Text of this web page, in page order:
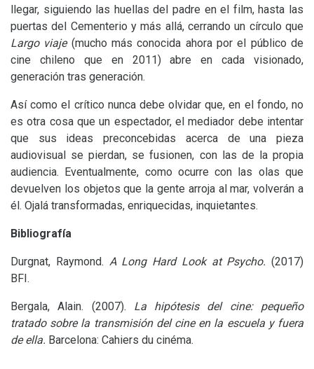
llegar, siguiendo las huellas del padre en el film, hasta las
puertas del Cementerio y más allá, cerrando un círculo que
Largo viaje(mucho más conocida ahora por el público de
cine chileno que en 2011) abre en cada visionado,
generación tras generación.
Así como el crítico nunca debe olvidar que, en el fondo, no
es otra cosa que un espectador, el mediador debe intentar
que sus ideas preconcebidas acerca de una pieza
audiovisual se pierdan, se fusionen, con las de la propia
audiencia. Eventualmente, como ocurre con las olas que
devuelven los objetos que la gente arroja al mar, volverán a
él. Ojalá transformadas, enriquecidas, inquietantes.
Bibliografía
Durgnat, Raymond. A Long Hard Look at Psycho. (2017)
BFI.
Bergala, Alain. (2007). La hipótesis del cine: pequeño
tratado sobre la transmisión del cine en la escuela y fuera
de ella. Barcelona: Cahiers du cinéma.